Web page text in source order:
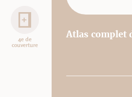
4e de
couverture
Atlas complet